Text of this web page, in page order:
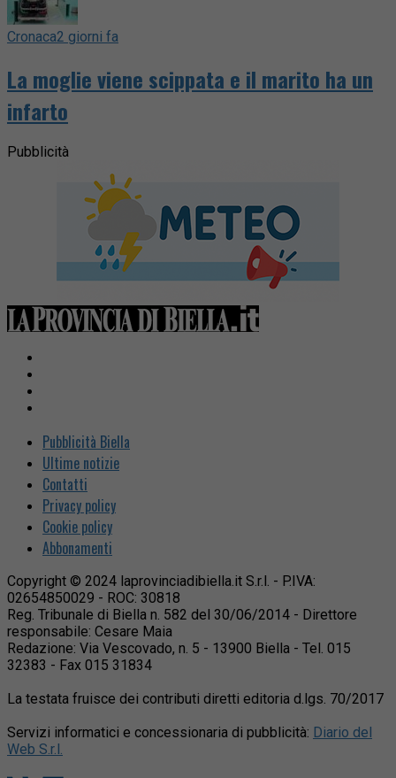
Cronaca2 giorni fa
La moglie viene scippata e il marito ha un
infarto
Pubblicità
Pubblicità Biella
Ultime notizie
Contatti
Privacy policy
Cookie policy
Abbonamenti
Copyright © 2024 laprovinciadibiella.it S.r.l. - P.IVA:
02654850029 - ROC: 30818
Reg. Tribunale di Biella n. 582 del 30/06/2014 - Direttore
responsabile: Cesare Maia
Redazione: Via Vescovado, n. 5 - 13900 Biella - Tel. 015
32383 - Fax 015 31834
La testata fruisce dei contributi diretti editoria d.lgs. 70/2017
Servizi informatici e concessionaria di pubblicità: Diario del
Web S.r.l.